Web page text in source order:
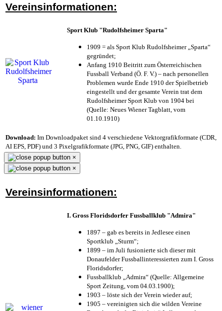
Vereinsinformationen:
Sport Klub "Rudolfsheimer Sparta"
1909 = als Sport Klub Rudolfsheimer „Sparta“
gegründet;
Anfang 1910 Beitritt zum Österreichischen
Fussball Verband (Ö. F. V.) – nach personellen
Problemen wurde Ende 1910 der Spielbetrieb
eingestellt und der gesamte Verein trat dem
Rudolfsheimer Sport Klub von 1904 bei
(Quelle: Neues Wiener Tagblatt, vom
01.10.1910)
Download: Im Downloadpaket sind 4 verschiedene Vektorgrafikformate (CDR,
AI EPS, PDF) und 3 Pixelgrafikformate (JPG, PNG, GIF) enthalten.
×
×
Vereinsinformationen:
I. Gross Floridsdorfer Fussballklub "Admira"
1897 – gab es bereits in Jedlesee einen
Sportklub „Sturm“;
1899 – im Juli fusionierte sich dieser mit
Donaufelder Fussballinteressierten zum I. Gross
Floridsdorfer;
Fussballklub „Admira“ (Quelle: Allgemeine
Sport Zeitung, vom 04.03.1900);
1903 – löste sich der Verein wieder auf;
1905 – vereinigten sich die wilden Vereine